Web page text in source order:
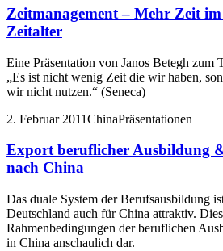
Zeitmanagement – Mehr Zeit
Zeitalter
Eine Präsentation von Janos Betegh zum
„Es ist nicht wenig Zeit die wir haben,
wir nicht nutzen.“ (Seneca)
2. Februar 2011ChinaPräsentationen
Export beruflicher Ausbildung
nach China
Das duale System der Berufsausbildung
Deutschland auch für China attraktiv.
Rahmenbedingungen der beruflichen
in China anschaulich dar.